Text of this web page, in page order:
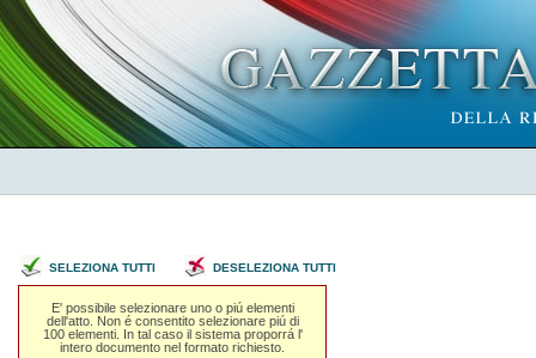
SELEZIONA TUTTI DESELEZIONA TUTTI
E' possibile selezionare uno o piú elementi
dell'atto. Non é consentito selezionare piú di
100 elementi. In tal caso il sistema proporrá l'
intero documento nel formato richiesto.